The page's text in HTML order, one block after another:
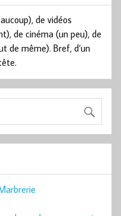
de vidéos
de cinéma (un peu), de
de même). Bref, d’un